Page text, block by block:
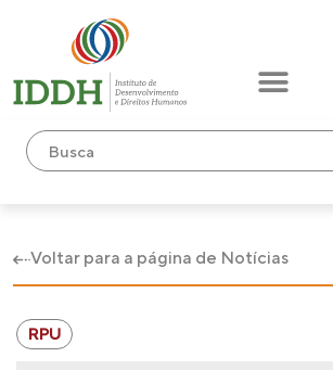
Voltar para a página de Notícias
RPU